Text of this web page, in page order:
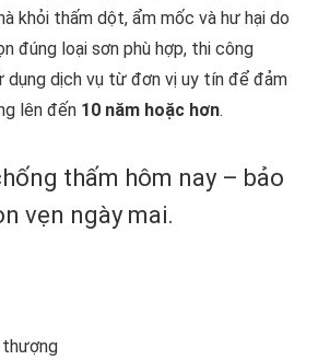
khỏi thấm dột, ẩm mốc và hư hại do
đúng loại sơn phù hợp, thi công
dụng dịch vụ từ đơn vị uy tín để đảm
lên đến 10 năm hoặc hơn.
thấm hôm nay – bảo
vẹn ngày mai.
thượng